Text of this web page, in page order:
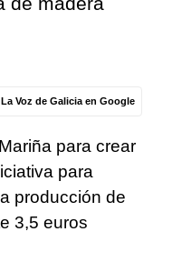
Voz de Galicia en Google
para crear
para
producción de
3,5 euros